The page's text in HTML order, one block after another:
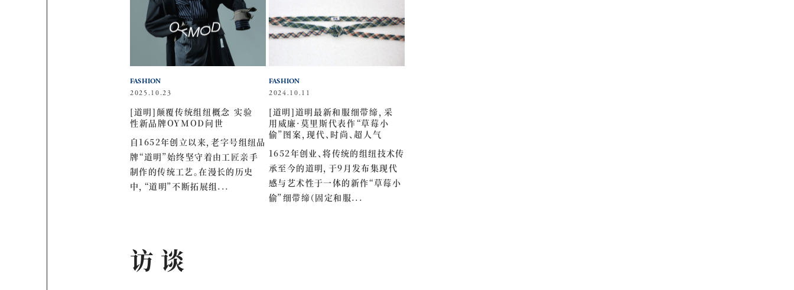
2025.10.23
[道明]颠覆传统组纽概念 实验
性新品牌OYMOD问世
自1652年创立以来，老字号组纽品
牌“道明”始终坚守着由工匠亲手
制作的传统工艺。在漫长的历史
中，“道明”不断拓展组...
FASHION
2024.10.11
[道明]道明最新和服细带缔，采
用威廉·莫里斯代表作“草莓小
偷”图案，现代、时尚、超人气
1652年创业、将传统的组纽技术传
承至今的道明，于9月发布集现代
感与艺术性于一体的新作“草莓小
偷”细带缔（固定和服...
FASHION
访谈